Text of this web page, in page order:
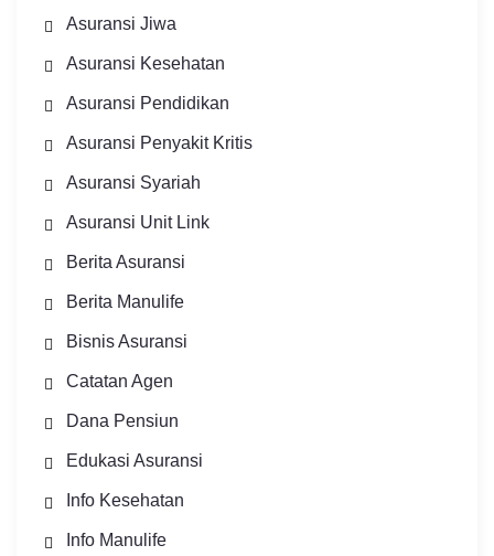
Asuransi Jiwa
Asuransi Kesehatan
Asuransi Pendidikan
Asuransi Penyakit Kritis
Asuransi Syariah
Asuransi Unit Link
Berita Asuransi
Berita Manulife
Bisnis Asuransi
Catatan Agen
Dana Pensiun
Edukasi Asuransi
Info Kesehatan
Info Manulife